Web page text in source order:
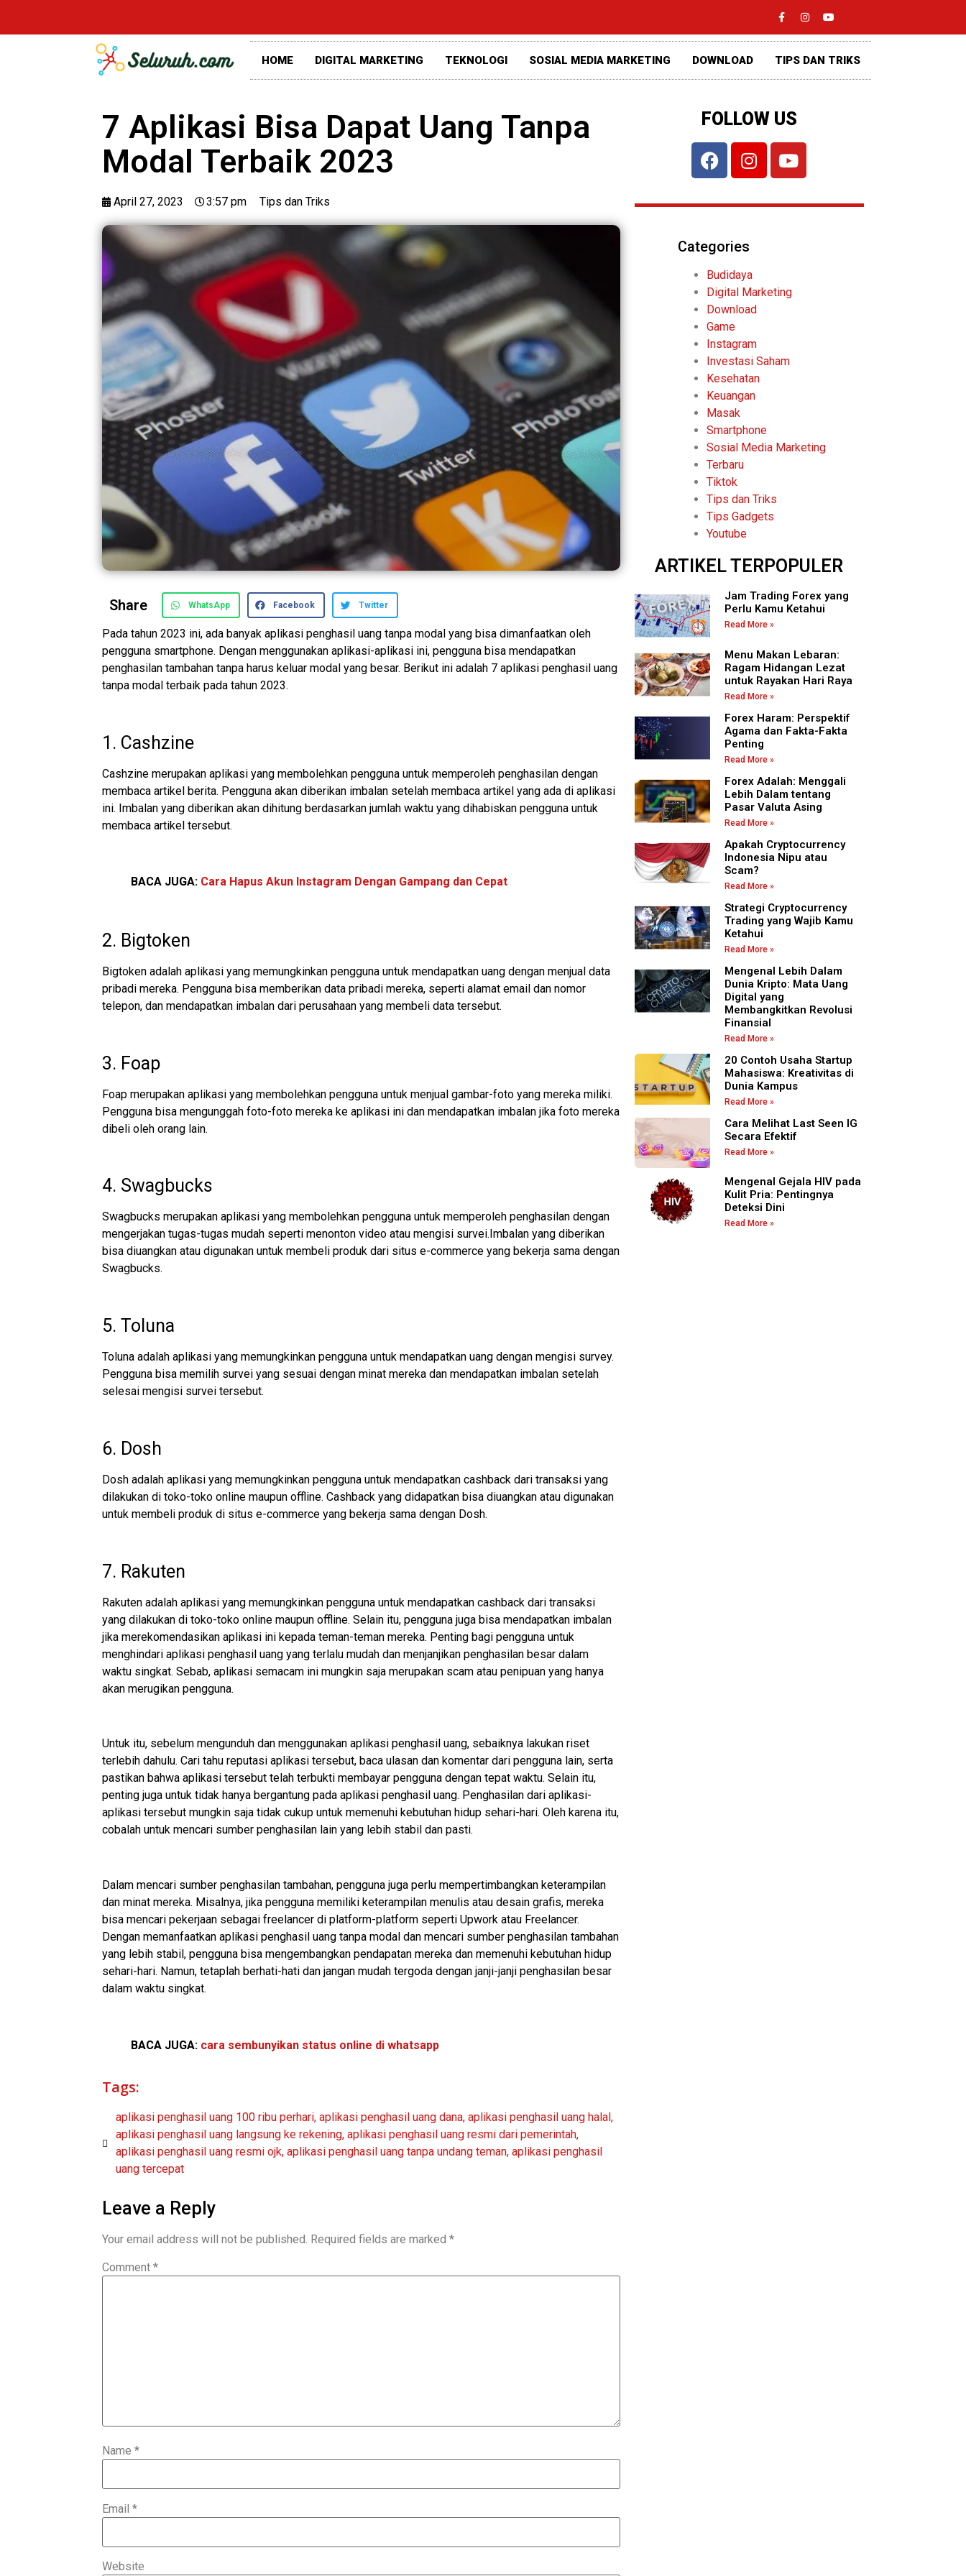
HOME DIGITAL MARKETING TEKNOLOGI SOSIAL MEDIA MARKETING DOWNLOAD TIPS DAN TRIKS
7 Aplikasi Bisa Dapat Uang Tanpa
Modal Terbaik 2023
April 27, 2023 3:57 pm Tips dan Triks
Share WhatsApp Facebook Twitter
Pada tahun 2023 ini, ada banyak aplikasi penghasil uang tanpa modal yang bisa dimanfaatkan oleh
pengguna smartphone. Dengan menggunakan aplikasi-aplikasi ini, pengguna bisa mendapatkan
penghasilan tambahan tanpa harus keluar modal yang besar. Berikut ini adalah 7 aplikasi penghasil uang
tanpa modal terbaik pada tahun 2023.
1. Cashzine
Cashzine merupakan aplikasi yang membolehkan pengguna untuk memperoleh penghasilan dengan
membaca artikel berita. Pengguna akan diberikan imbalan setelah membaca artikel yang ada di aplikasi
ini. Imbalan yang diberikan akan dihitung berdasarkan jumlah waktu yang dihabiskan pengguna untuk
membaca artikel tersebut.
BACA JUGA: Cara Hapus Akun Instagram Dengan Gampang dan Cepat
2. Bigtoken
Bigtoken adalah aplikasi yang memungkinkan pengguna untuk mendapatkan uang dengan menjual data
pribadi mereka. Pengguna bisa memberikan data pribadi mereka, seperti alamat email dan nomor
telepon, dan mendapatkan imbalan dari perusahaan yang membeli data tersebut.
3. Foap
Foap merupakan aplikasi yang membolehkan pengguna untuk menjual gambar-foto yang mereka miliki.
Pengguna bisa mengunggah foto-foto mereka ke aplikasi ini dan mendapatkan imbalan jika foto mereka
dibeli oleh orang lain.
4. Swagbucks
Swagbucks merupakan aplikasi yang membolehkan pengguna untuk memperoleh penghasilan dengan
mengerjakan tugas-tugas mudah seperti menonton video atau mengisi survei. Imbalan yang diberikan
bisa diuangkan atau digunakan untuk membeli produk dari situs e-commerce yang bekerja sama dengan
Swagbucks.
5. Toluna
Toluna adalah aplikasi yang memungkinkan pengguna untuk mendapatkan uang dengan mengisi survey.
Pengguna bisa memilih survei yang sesuai dengan minat mereka dan mendapatkan imbalan setelah
selesai mengisi survei tersebut.
6. Dosh
Dosh adalah aplikasi yang memungkinkan pengguna untuk mendapatkan cashback dari transaksi yang
dilakukan di toko-toko online maupun offline. Cashback yang didapatkan bisa diuangkan atau digunakan
untuk membeli produk di situs e-commerce yang bekerja sama dengan Dosh.
7. Rakuten
Rakuten adalah aplikasi yang memungkinkan pengguna untuk mendapatkan cashback dari transaksi
yang dilakukan di toko-toko online maupun offline. Selain itu, pengguna juga bisa mendapatkan imbalan
jika merekomendasikan aplikasi ini kepada teman-teman mereka. Penting bagi pengguna untuk
menghindari aplikasi penghasil uang yang terlalu mudah dan menjanjikan penghasilan besar dalam
waktu singkat. Sebab, aplikasi semacam ini mungkin saja merupakan scam atau penipuan yang hanya
akan merugikan pengguna.
Untuk itu, sebelum mengunduh dan menggunakan aplikasi penghasil uang, sebaiknya lakukan riset
terlebih dahulu. Cari tahu reputasi aplikasi tersebut, baca ulasan dan komentar dari pengguna lain, serta
pastikan bahwa aplikasi tersebut telah terbukti membayar pengguna dengan tepat waktu. Selain itu,
penting juga untuk tidak hanya bergantung pada aplikasi penghasil uang. Penghasilan dari aplikasi-
aplikasi tersebut mungkin saja tidak cukup untuk memenuhi kebutuhan hidup sehari-hari. Oleh karena itu,
cobalah untuk mencari sumber penghasilan lain yang lebih stabil dan pasti.
Dalam mencari sumber penghasilan tambahan, pengguna juga perlu mempertimbangkan keterampilan
dan minat mereka. Misalnya, jika pengguna memiliki keterampilan menulis atau desain grafis, mereka
bisa mencari pekerjaan sebagai freelancer di platform-platform seperti Upwork atau Freelancer.
Dengan memanfaatkan aplikasi penghasil uang tanpa modal dan mencari sumber penghasilan tambahan
yang lebih stabil, pengguna bisa mengembangkan pendapatan mereka dan memenuhi kebutuhan hidup
sehari-hari. Namun, tetaplah berhati-hati dan jangan mudah tergoda dengan janji-janji penghasilan besar
dalam waktu singkat.
BACA JUGA: cara sembunyikan status online di whatsapp
Tags:
aplikasi penghasil uang 100 ribu perhari, aplikasi penghasil uang dana, aplikasi penghasil uang halal,
aplikasi penghasil uang langsung ke rekening, aplikasi penghasil uang resmi dari pemerintah,
aplikasi penghasil uang resmi ojk, aplikasi penghasil uang tanpa undang teman, aplikasi penghasil
uang tercepat
Leave a Reply
Your email address will not be published. Required fields are marked *
Comment *
Name *
Email *
Website
FOLLOW US
Categories
Budidaya
Digital Marketing
Download
Game
Instagram
Investasi Saham
Kesehatan
Keuangan
Masak
Smartphone
Sosial Media Marketing
Terbaru
Tiktok
Tips dan Triks
Tips Gadgets
Youtube
ARTIKEL TERPOPULER
Jam Trading Forex yang
Perlu Kamu Ketahui
Read More »
Menu Makan Lebaran:
Ragam Hidangan Lezat
untuk Rayakan Hari Raya
Read More »
Forex Haram: Perspektif
Agama dan Fakta-Fakta
Penting
Read More »
Forex Adalah: Menggali
Lebih Dalam tentang
Pasar Valuta Asing
Read More »
Apakah Cryptocurrency
Indonesia Nipu atau
Scam?
Read More »
Strategi Cryptocurrency
Trading yang Wajib Kamu
Ketahui
Read More »
Mengenal Lebih Dalam
Dunia Kripto: Mata Uang
Digital yang
Membangkitkan Revolusi
Finansial
Read More »
20 Contoh Usaha Startup
Mahasiswa: Kreativitas di
Dunia Kampus
Read More »
Cara Melihat Last Seen IG
Secara Efektif
Read More »
Mengenal Gejala HIV pada
Kulit Pria: Pentingnya
Deteksi Dini
Read More »